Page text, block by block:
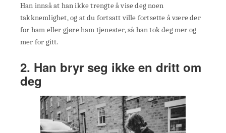
Han innså at han ikke trengte å vise deg noen
takknemlighet, og at du fortsatt ville fortsette å være der
for ham eller gjøre ham tjenester, så han tok deg mer og
mer for gitt.
2. Han bryr seg ikke en dritt om
deg